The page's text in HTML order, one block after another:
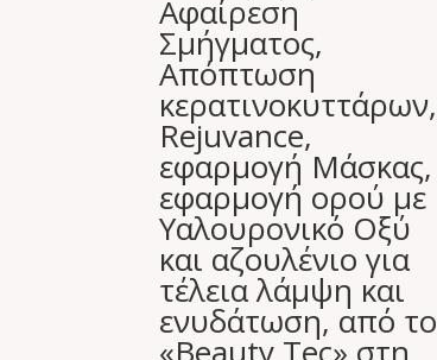
Αφαίρεση
Σμήγματος,
Απόπτωση
κερατινοκυττάρων,
Rejuvance,
εφαρμογή Μάσκας,
εφαρμογή ορού με
Υαλουρονικό Οξύ
και αζουλένιο για
τέλεια λάμψη και
ενυδάτωση, από το